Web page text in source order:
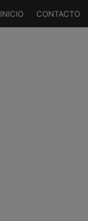
INICIO CONTACTO